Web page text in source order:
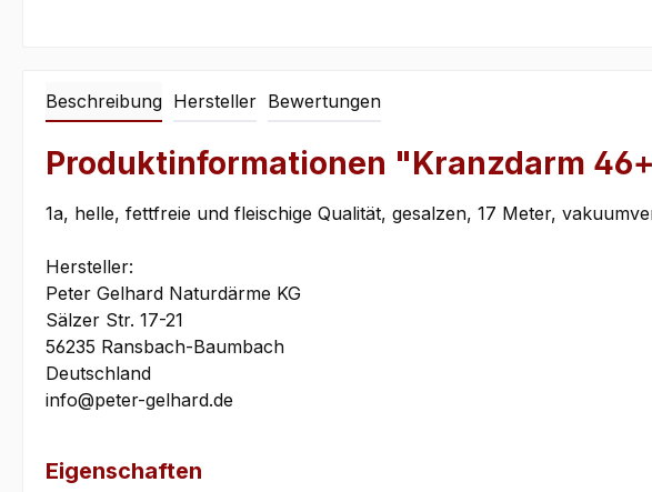
Beschreibung Hersteller Bewertungen
Produktinformationen "Kranzdarm
1a, helle, fettfreie und fleischige Qualität, gesalzen, 17 Meter,
Hersteller:
Peter Gelhard Naturdärme KG
Sälzer Str. 17-21
56235 Ransbach-Baumbach
Deutschland
info@peter-gelhard.de
Eigenschaften